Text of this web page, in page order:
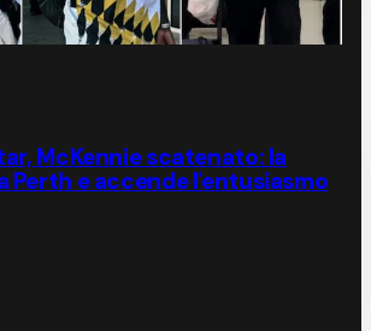
McKennie scatenato: la
Perth e accende l'entusiasmo